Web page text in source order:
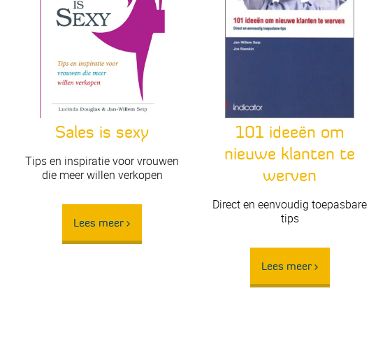
Sales is sexy
Tips en inspiratie voor vrouwen
die meer willen verkopen
Lees meer >
101 ideeën om
nieuwe klanten te
werven
Direct en eenvoudig toepasbare
tips
Lees meer >